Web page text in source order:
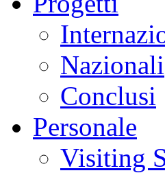
Nazionali
Conclusi
Personale
Visiting